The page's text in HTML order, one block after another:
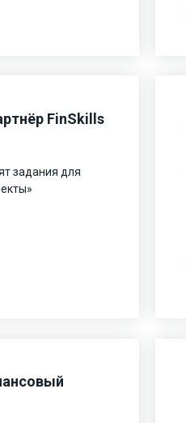
FinSkills
задания для